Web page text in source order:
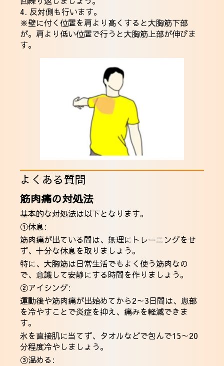
4. 反対側も行います。
※壁に付く位置を肩より高くすると大胸筋下部
が。肩より低い位置で行うと大胸筋上部が伸びま
す。
よくある質問
筋肉痛の対処法
基本的な対処法は以下となります。
①休息:
筋肉痛が出ている間は、無理にトレーニングをせ
ず、十分な休息を取りましょう。
特に、大胸筋は日常生活でもよく使う筋肉なの
で、意識して安静にする時間を作りましょう。
②アイシング:
運動後や筋肉痛が出始めてから2～3日間は、患部
を冷やすことで炎症を抑え、痛みを軽減できま
す。
氷を直接肌に当てず、タオルなどで包んで15～20
分程度冷やしましょう。
③温める: